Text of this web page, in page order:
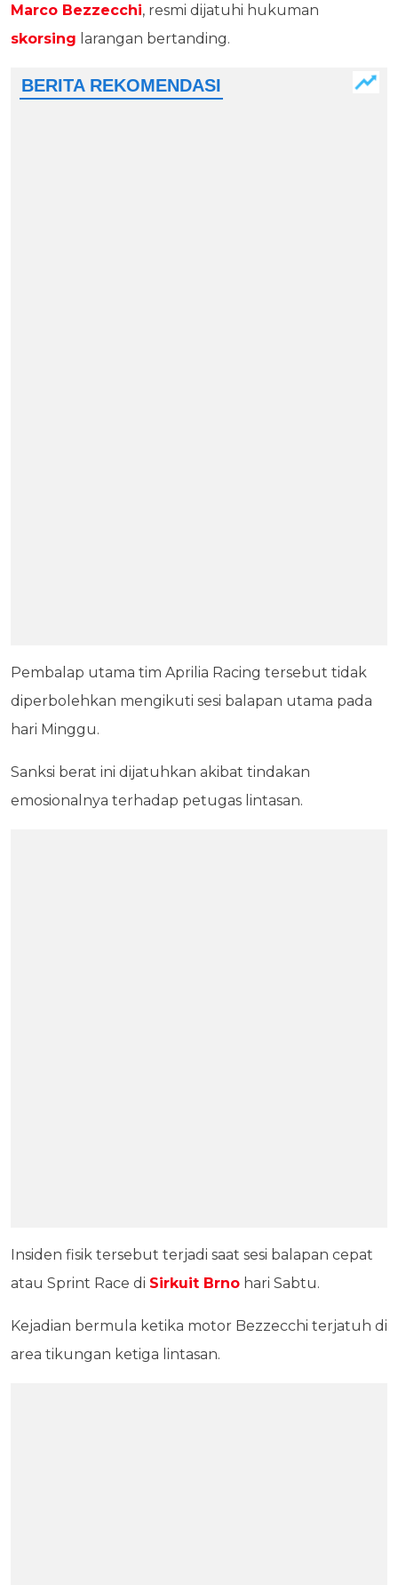
Marco Bezzecchi, resmi dijatuhi hukuman
skorsing larangan bertanding.
Pembalap utama tim Aprilia Racing tersebut tidak
diperbolehkan mengikuti sesi balapan utama pada
hari Minggu.
Sanksi berat ini dijatuhkan akibat tindakan
emosionalnya terhadap petugas lintasan.
Insiden fisik tersebut terjadi saat sesi balapan cepat
atau Sprint Race di Sirkuit Brno hari Sabtu.
Kejadian bermula ketika motor Bezzecchi terjatuh di
area tikungan ketiga lintasan.